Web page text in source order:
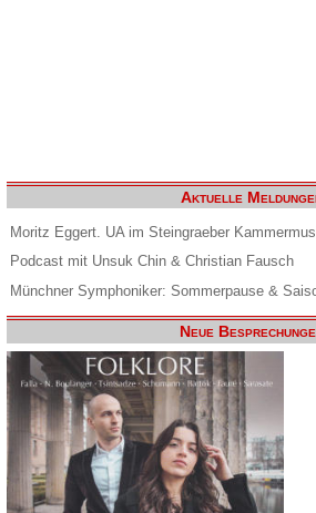
Aktuelle
Moritz Eggert. UA im Steingraeber
Podcast mit Unsuk Chin & Christian Fausch
Münchner Symphoniker: Sommerpause &
Neue